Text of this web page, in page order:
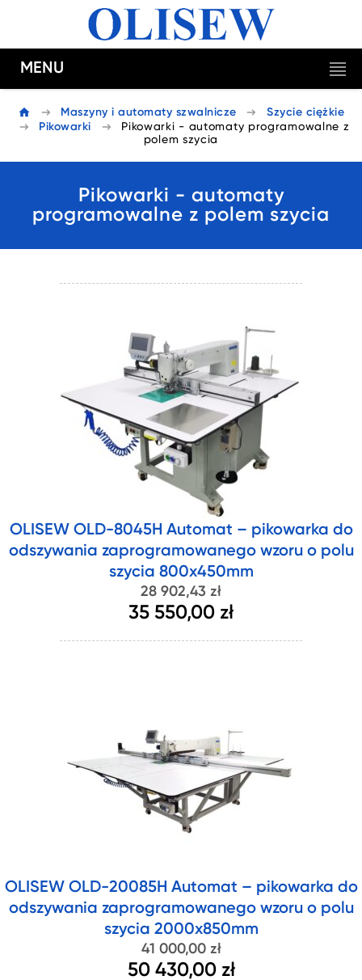
MENU
Maszyny i automaty szwalnicze
Szycie ciężkie
Pikowarki
Pikowarki - automaty programowalne z
polem szycia
Pikowarki - automaty
programowalne z polem szycia
OLISEW OLD-8045H Automat – pikowarka do
odszywania zaprogramowanego wzoru o polu
szycia 800x450mm
28 902,43 zł
35 550,00 zł
OLISEW OLD-20085H Automat – pikowarka do
odszywania zaprogramowanego wzoru o polu
szycia 2000x850mm
41 000,00 zł
50 430,00 zł